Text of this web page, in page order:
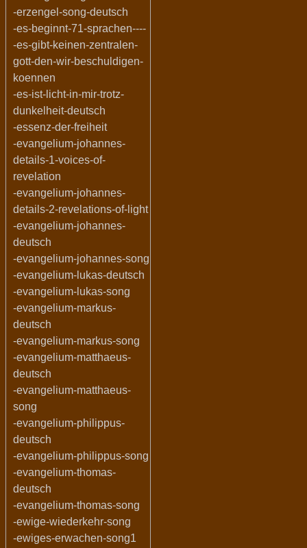
-erzengel-song-deutsch
-es-beginnt-71-sprachen----
-es-gibt-keinen-zentralen-
gott-den-wir-beschuldigen-
koennen
-es-ist-licht-in-mir-trotz-
dunkelheit-deutsch
-essenz-der-freiheit
-evangelium-johannes-
details-1-voices-of-
revelation
-evangelium-johannes-
details-2-revelations-of-light
-evangelium-johannes-
deutsch
-evangelium-johannes-song
-evangelium-lukas-deutsch
-evangelium-lukas-song
-evangelium-markus-
deutsch
-evangelium-markus-song
-evangelium-matthaeus-
deutsch
-evangelium-matthaeus-
song
-evangelium-philippus-
deutsch
-evangelium-philippus-song
-evangelium-thomas-
deutsch
-evangelium-thomas-song
-ewige-wiederkehr-song
-ewiges-erwachen-song1